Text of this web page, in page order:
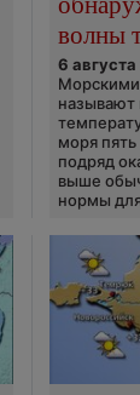
волны
6
называют
моря
подряд
выше
нормы